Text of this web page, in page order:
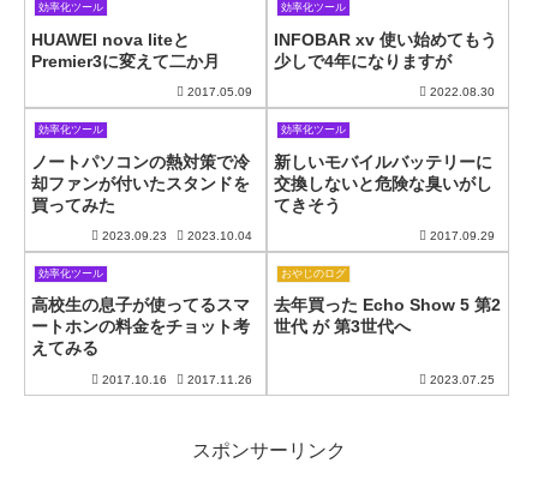
効率化ツール
HUAWEI nova liteと
Premier3に変えて二か月
2017.05.09
効率化ツール
INFOBAR xv 使い始めてもう
少しで4年になりますが
2022.08.30
効率化ツール
ノートパソコンの熱対策で冷
却ファンが付いたスタンドを
買ってみた
2023.09.23 2023.10.04
効率化ツール
新しいモバイルバッテリーに
交換しないと危険な臭いがし
てきそう
2017.09.29
効率化ツール
高校生の息子が使ってるスマ
ートホンの料金をチョット考
えてみる
2017.10.16 2017.11.26
おやじのログ
去年買った Echo Show 5 第2
世代 が 第3世代へ
2023.07.25
スポンサーリンク